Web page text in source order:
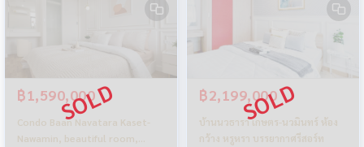
฿1,590,000
Condo Baan Navatara Kaset-
Nawamin, beautiful room,
฿2,199,000
บ้านนวธารา เกษตร-นวมินทร์ ห้อง
กว้าง หรูหรา บรรยากาศรีสอร์ท